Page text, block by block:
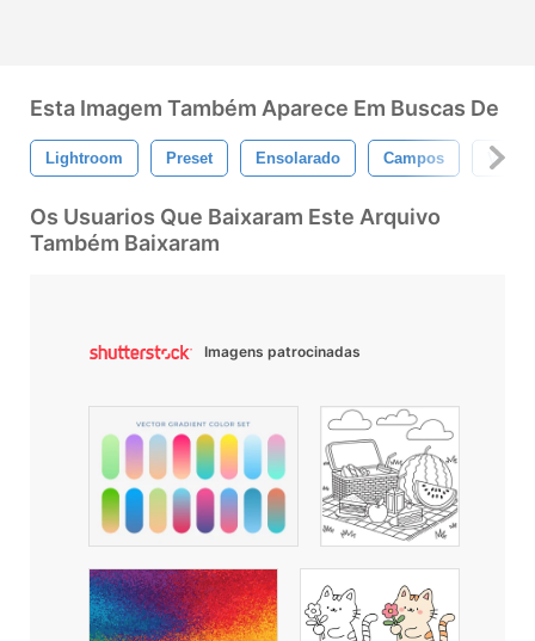
Esta Imagem Também Aparece Em Buscas De
Lightroom Preset Ensolarado Campos Verde
Os Usuarios Que Baixaram Este Arquivo
Também Baixaram
Imagens patrocinadas